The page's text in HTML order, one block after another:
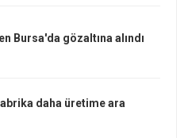
Bursa'da gözaltına alındı
daha üretime ara